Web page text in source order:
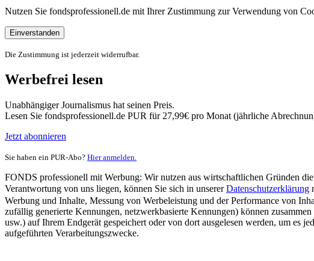
Nutzen Sie fondsprofessionell.de mit Ihrer Zustimmung zur Verwendung von
Einverstanden
Die Zustimmung ist jederzeit widerrufbar.
Werbefrei lesen
Unabhängiger Journalismus hat seinen Preis.
Lesen Sie fondsprofessionell.de PUR für 27,99€ pro Monat (jährliche
Jetzt abonnieren
Sie haben ein PUR-Abo? Hier anmelden.
FONDS professionell mit Werbung: Wir nutzen aus wirtschaftlichen Gründen
Verantwortung von uns liegen, können Sie sich in unsererDatenschutzerklärung
Werbung und Inhalte, Messung von Werbeleistung und der Performance von
zufällig generierte Kennungen, netzwerkbasierte Kennungen) können
usw.) auf Ihrem Endgerät gespeichert oder von dort ausgelesen werden, um es
aufgeführten Verarbeitungszwecke.